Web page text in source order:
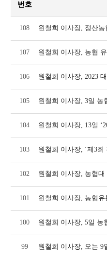
번호
108
107
106
105
104
103
102 원철희 이사장, 농협
101 원철희 이사장, 농협
100 원철희 이사장, 5일 농
99 원철희 이사장, 오는 9